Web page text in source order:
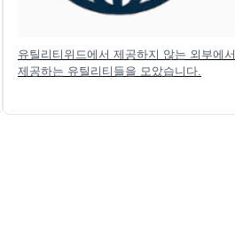
유틸리티위드에서 제공하지 않는 외부에서
제공하는 유틸리티들을 모았습니다.